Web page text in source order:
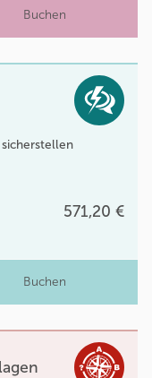
Buchen
571,20 €
Buchen